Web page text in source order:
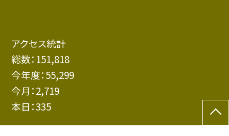
アクセス統計
総数： 151,818
今年度：55,299
今月：2,719
本日：335